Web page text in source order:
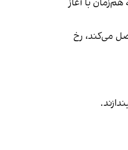
با آغاز
می‌کند، رخ